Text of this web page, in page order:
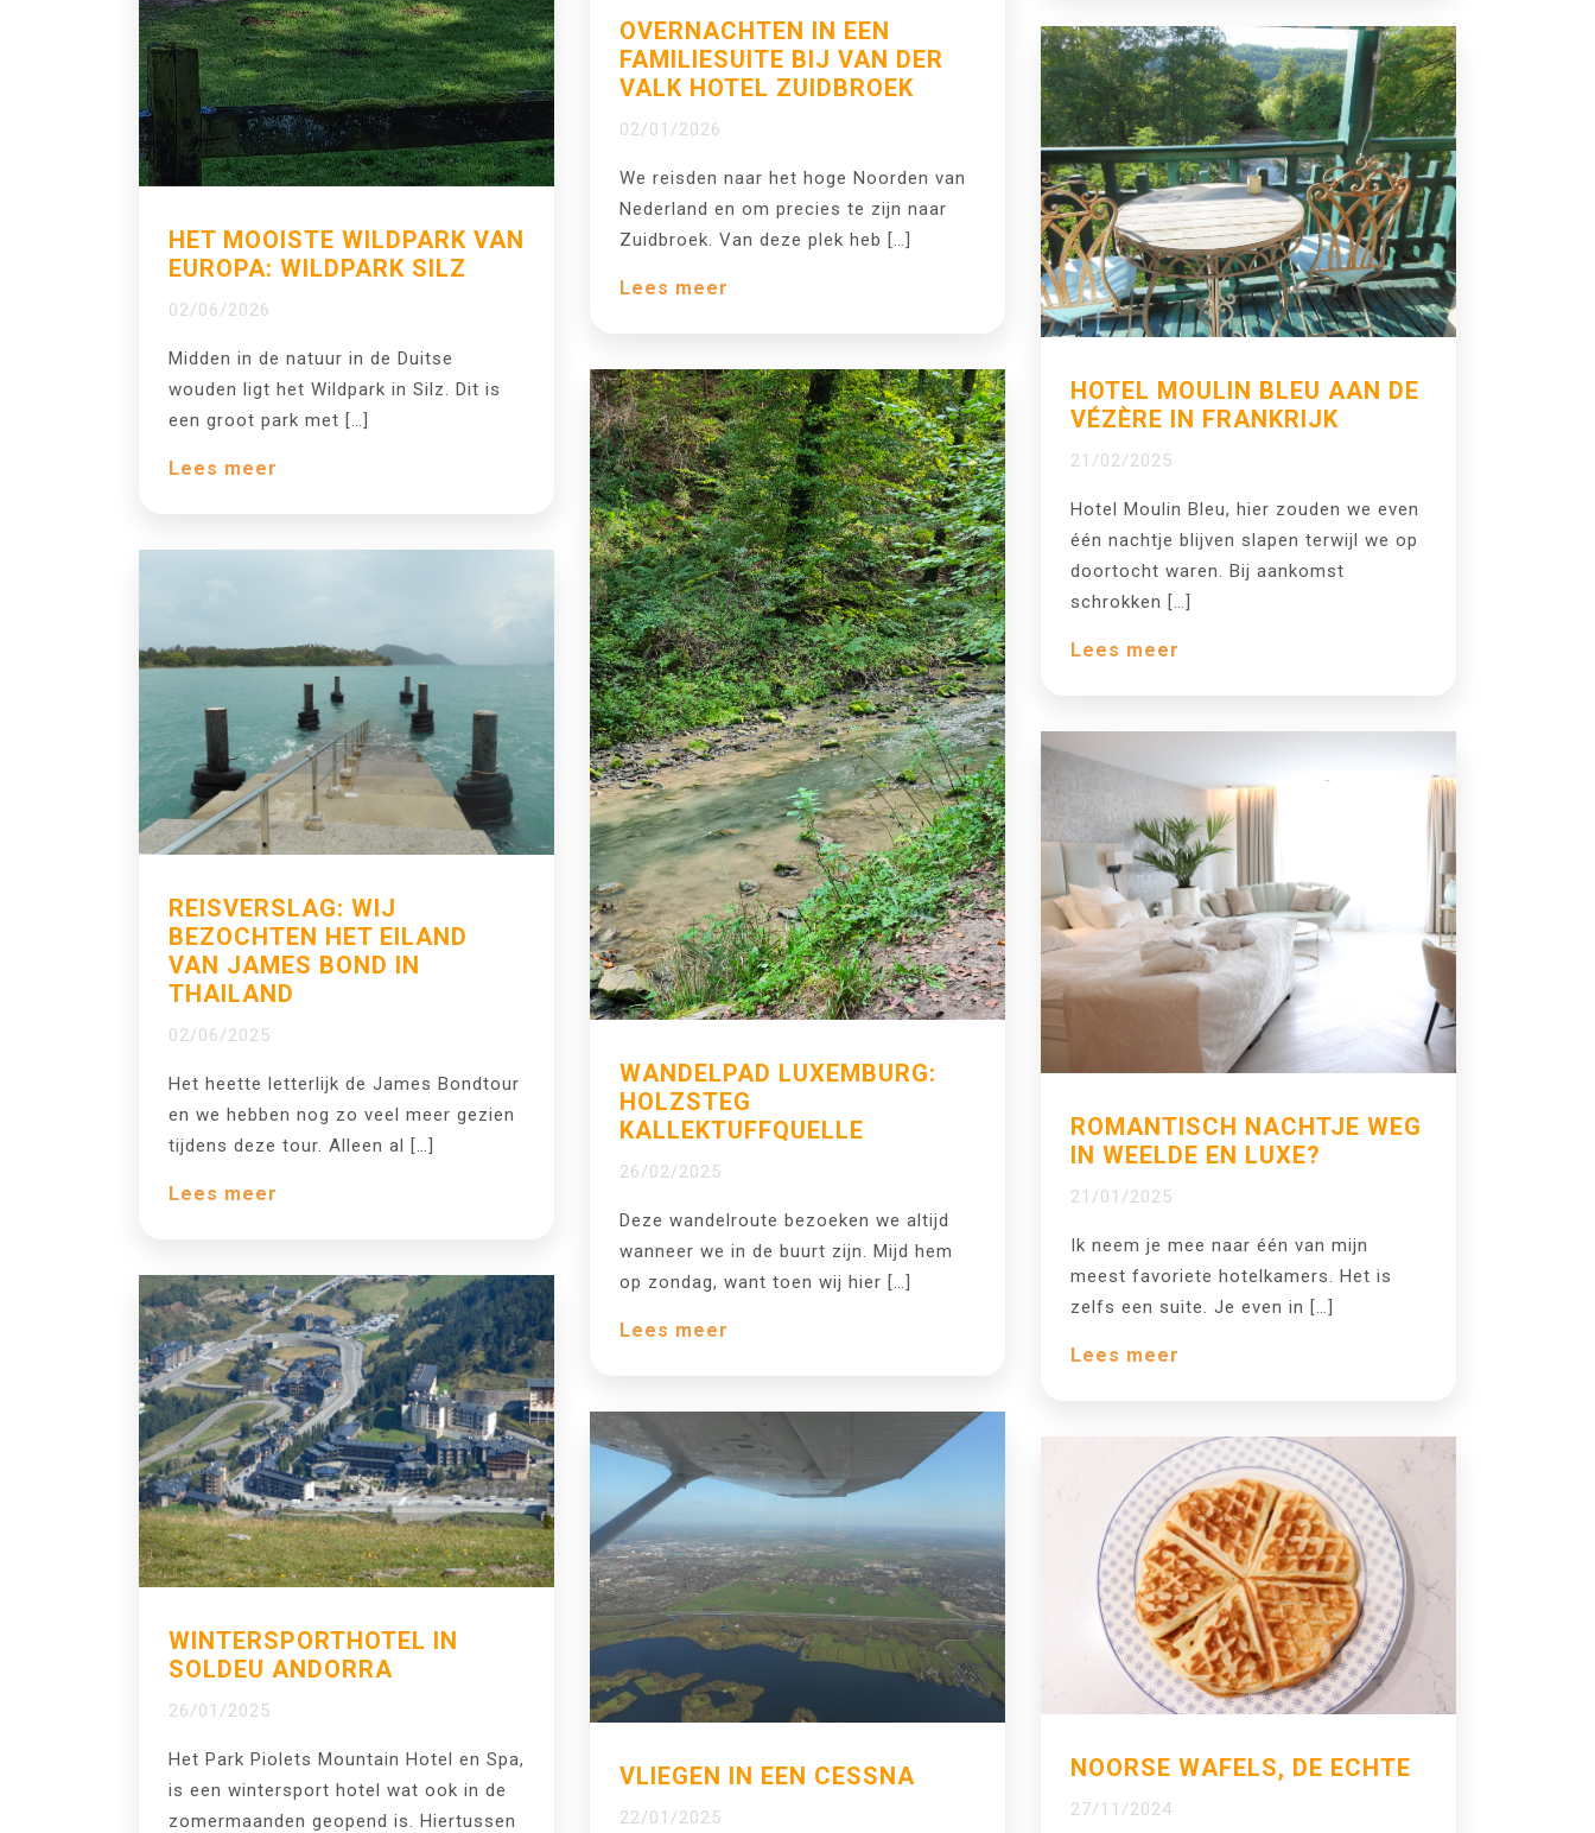
HET MOOISTE WILDPARK VAN
EUROPA: WILDPARK SILZ
02/06/2026
Midden in de natuur in de Duitse
wouden ligt het Wildpark in Silz. Dit is
een groot park met […]
Lees meer
OVERNACHTEN IN EEN
FAMILIESUITE BIJ VAN DER
VALK HOTEL ZUIDBROEK
02/01/2026
We reisden naar het hoge Noorden van
Nederland en om precies te zijn naar
Zuidbroek. Van deze plek heb […]
Lees meer
REISVERSLAG: WIJ
BEZOCHTEN HET EILAND
VAN JAMES BOND IN
THAILAND
02/06/2025
Het heette letterlijk de James Bondtour
en we hebben nog zo veel meer gezien
tijdens deze tour. Alleen al […]
Lees meer
WANDELPAD LUXEMBURG:
HOLZSTEG
KALLEKTUFFQUELLE
26/02/2025
Deze wandelroute bezoeken we altijd
wanneer we in de buurt zijn. Mijd hem
op zondag, want toen wij hier […]
Lees meer
HOTEL MOULIN BLEU AAN DE
VÉZÈRE IN FRANKRIJK
21/02/2025
Hotel Moulin Bleu, hier zouden we even
één nachtje blijven slapen terwijl we op
doortocht waren. Bij aankomst
schrokken […]
Lees meer
WINTERSPORTHOTEL IN
SOLDEU ANDORRA
26/01/2025
Het Park Piolets Mountain Hotel en Spa,
is een wintersport hotel wat ook in de
zomermaanden geopend is. Hiertussen
VLIEGEN IN EEN CESSNA
22/01/2025
ROMANTISCH NACHTJE WEG
IN WEELDE EN LUXE?
21/01/2025
Ik neem je mee naar één van mijn
meest favoriete hotelkamers. Het is
zelfs een suite. Je even in […]
Lees meer
NOORSE WAFELS, DE ECHTE
27/11/2024